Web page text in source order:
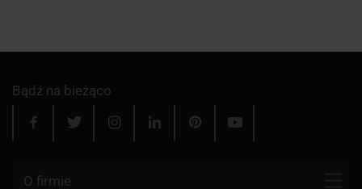
Bądź na bieżąco
O firmie